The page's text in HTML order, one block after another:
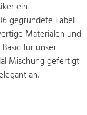
ein
gegründete Label
Materialen und
für unser
Mischung gefertigt
an.